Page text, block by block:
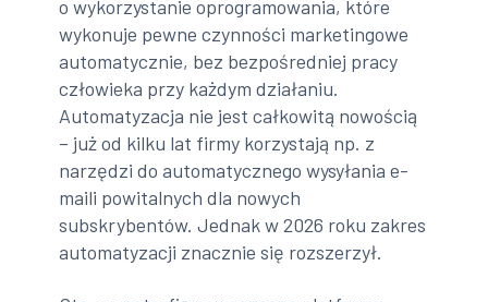
o wykorzystanie oprogramowania, które
wykonuje pewne czynności marketingowe
automatycznie, bez bezpośredniej pracy
człowieka przy każdym działaniu.
Automatyzacja nie jest całkowitą nowością
– już od kilku lat firmy korzystają np. z
narzędzi do automatycznego wysyłania e-
maili powitalnych dla nowych
subskrybentów. Jednak w 2026 roku zakres
automatyzacji znacznie się rozszerzył.